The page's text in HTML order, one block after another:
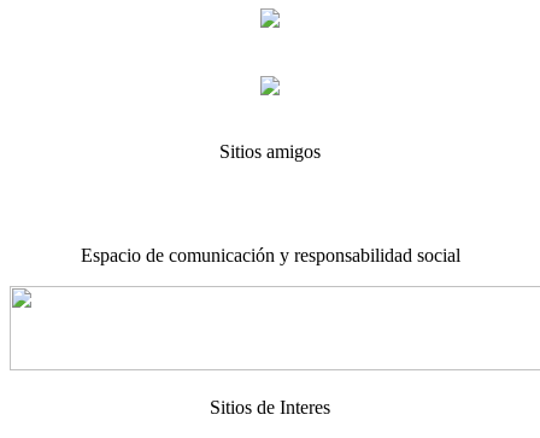
Sitios amigos
Espacio de comunicación y responsabilidad social
Sitios de Interes